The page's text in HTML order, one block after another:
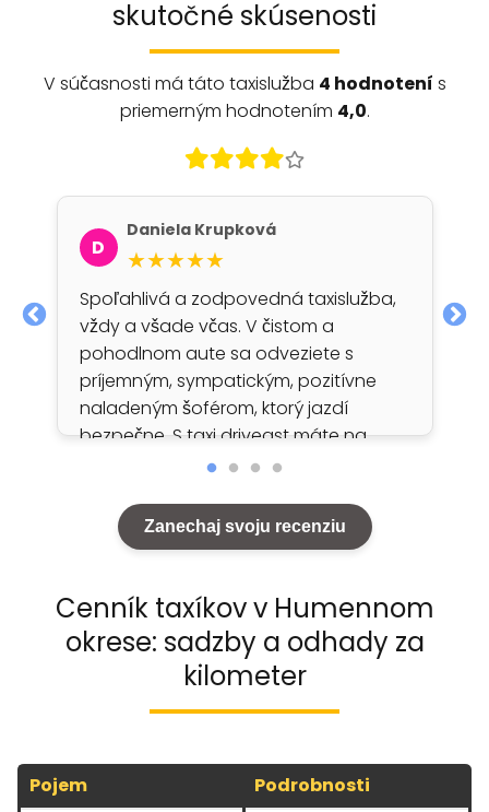
skutočné skúsenosti
V súčasnosti má táto taxislužba 4 hodnotení s
priemerným hodnotením 4,0.
D
Daniela Krupková
★★★★★
Spoľahlivá a zodpovedná taxislužba,
vždy a všade včas. V čistom a
pohodlnom aute sa odveziete s
príjemným, sympatickým, pozitívne
naladeným šoférom, ktorý jazdí
bezpečne. S taxi driveast máte na
100% šťastnú cestu 🙂…
Zanechaj svoju recenziu
Cenník taxíkov v Humennom
okrese: sadzby a odhady za
kilometer
Pojem Podrobnosti